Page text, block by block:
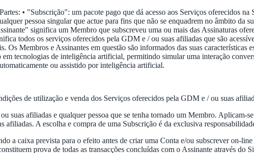
• "Subscrição": um pacote pago que dá acesso aos Serviços oferecidos
pessoa singular que actue para fins que não se enquadrem no âmbito da
significa um Membro que subscreveu uma ou mais das Assinaturas
todos os serviços oferecidos pela GDM e / ou suas afiliadas que são
Membros e Assinantes em questão são informados das suas características
tecnologias de inteligência artificial, permitindo simular uma interação
ou assistido por inteligência artificial.
de utilização e venda dos Serviços oferecidos pela GDM e / ou suas
suas afiliadas e qualquer pessoa que se tenha tornado um Membro. Aplicam-
A escolha e compra de uma Subscrição é da exclusiva
a caixa prevista para o efeito antes de criar uma Conta e/ou subscrever on-
prova de todas as transacções concluídas com o Assinante através do